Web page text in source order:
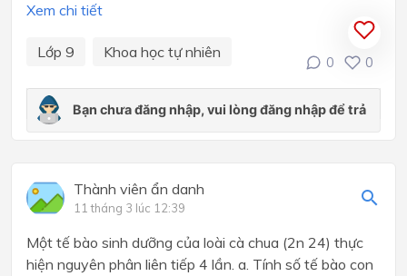
Xem chi tiết
Lớp 9 Khoa học tự nhiên
0 0
Thành viên ẩn danh
11 tháng 3 lúc 12:39
Một tế bào sinh dưỡng của loài cà chua (2n 24) thực
hiện nguyên phân liên tiếp 4 lần. a. Tính số tế bào con